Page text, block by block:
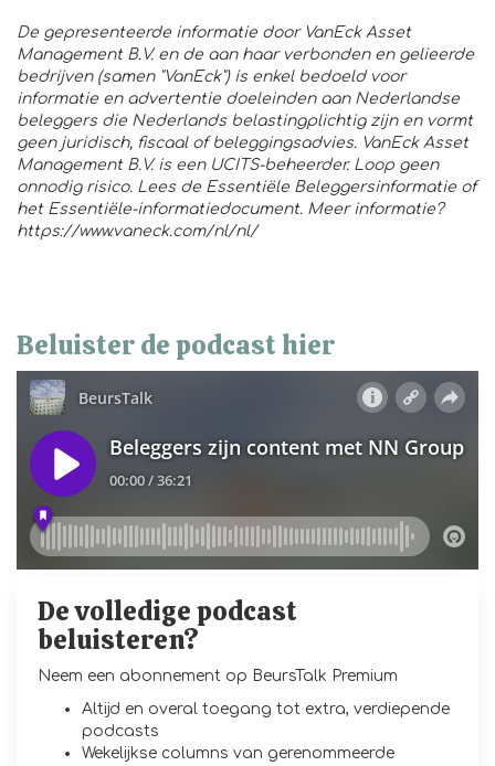
De gepresenteerde informatie door VanEck Asset
Management B.V. en de aan haar verbonden en gelieerde
bedrijven (samen "VanEck") is enkel bedoeld voor
informatie en advertentie doeleinden aan Nederlandse
beleggers die Nederlands belastingplichtig zijn en vormt
geen juridisch, fiscaal of beleggingsadvies. VanEck Asset
Management B.V. is een UCITS-beheerder. Loop geen
onnodig risico. Lees de Essentiële Beleggersinformatie of
het Essentiële-informatiedocument. Meer informatie?
https://www.vaneck.com/nl/nl/
Beluister de podcast hier
De volledige podcast
beluisteren?
Neem een abonnement op BeursTalk Premium
Altijd en overal toegang tot extra, verdiepende
podcasts
Wekelijkse columns van gerenommeerde